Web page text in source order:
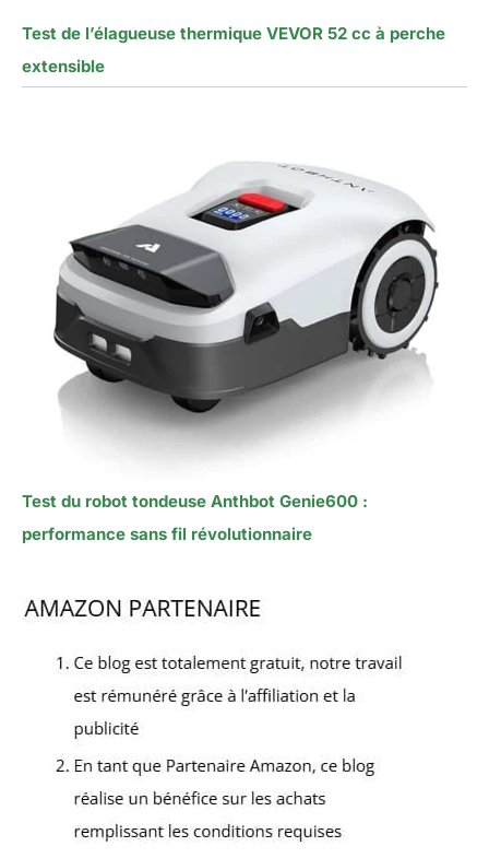
Test de l’élagueuse thermique VEVOR 52 cc à perche
extensible
Test du robot tondeuse Anthbot Genie600 :
performance sans fil révolutionnaire